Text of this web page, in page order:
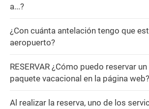
a...?
¿Con cuánta antelación tengo que
aeropuerto?
RESERVAR ¿Cómo puedo reservar
paquete vacacional en la página web?
Al realizar la reserva, uno de los